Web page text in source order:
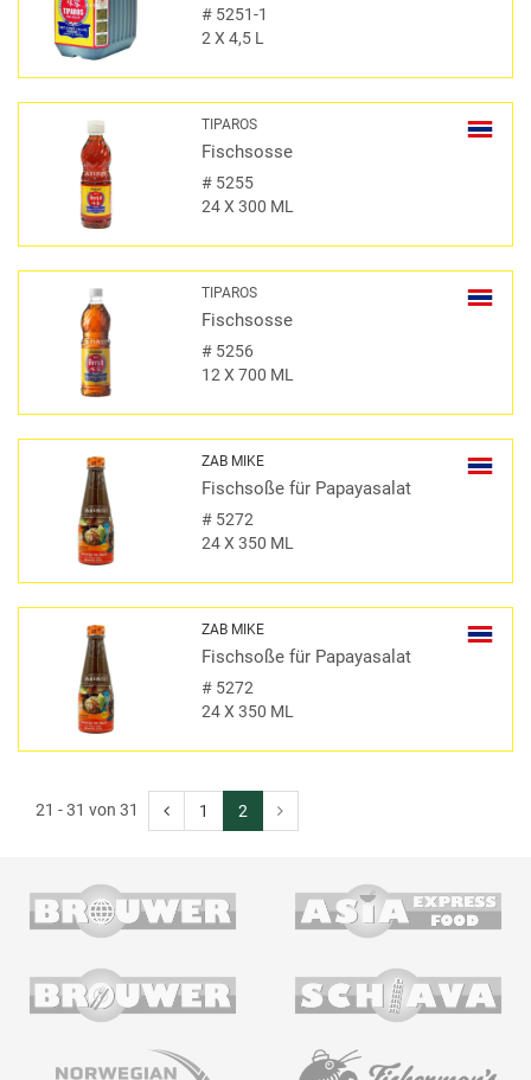
#5251-1
2 X 4,5 L
TIPAROS
Fischsosse
#5255
24 X 300 ML
TIPAROS
Fischsosse
#5256
12 X 700 ML
ZAB MIKE
Fischsoße für Papayasalat
#5272
24 X 350 ML
ZAB MIKE
Fischsoße für Papayasalat
#5272
24 X 350 ML
21 - 31 von 31 1 2